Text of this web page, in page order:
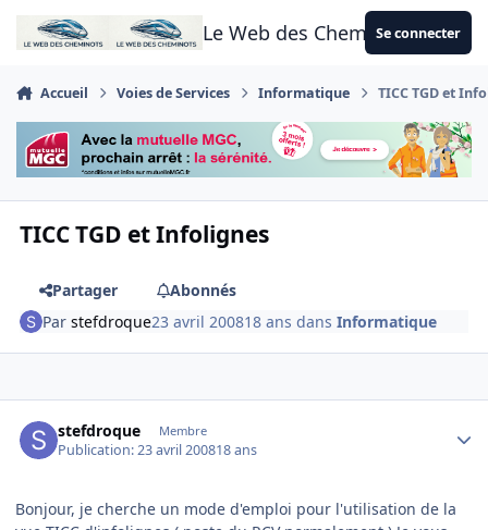
Aller au contenu
Le Web des CheminotsSe connecter
Accueil Voies de Services Informatique TICC TGD et
TICC TGD et Infolignes
Partager
Abonnés
Parstefdroque23 avril 200818 ans dansInformatique
stefdroque Membre
Publication:23 avril 200818 ans
Bonjour, je cherche un mode d'emploi pour l'utilisation de la